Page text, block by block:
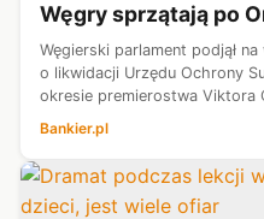
Węgry sprzątają po
Węgierski parlament podjął
o likwidacji Urzędu Ochrony
okresie premierostwa Viktora
badaniem działających w
zagranicznego fin...
Bankier.pl